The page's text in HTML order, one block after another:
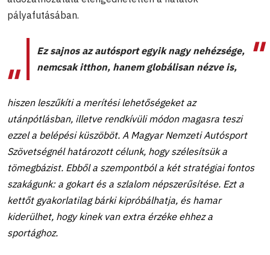
pályafutásában.
Ez sajnos az autósport egyik nagy nehézsége,
nemcsak itthon, hanem globálisan nézve is,
hiszen leszűkíti a merítési lehetőségeket az
utánpótlásban, illetve rendkívüli módon magasra teszi
ezzel a belépési küszöböt. A Magyar Nemzeti Autósport
Szövetségnél határozott célunk, hogy szélesítsük a
tömegbázist. Ebből a szempontból a két stratégiai fontos
szakágunk: a gokart és a szlalom népszerűsítése. Ezt a
kettőt gyakorlatilag bárki kipróbálhatja, és hamar
kiderülhet, hogy kinek van extra érzéke ehhez a
sportághoz.